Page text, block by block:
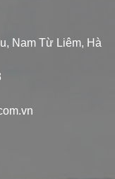
Nam Từ Liêm, Hà